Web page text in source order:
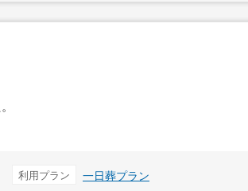
利用プラン 一日葬プラン